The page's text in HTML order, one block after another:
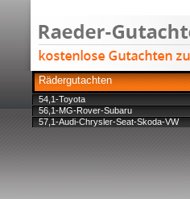
Rädergutachten
54,1-Toyota
56,1-MG-Rover-Subaru
57,1-Audi-Chrysler-Seat-Skoda-VW